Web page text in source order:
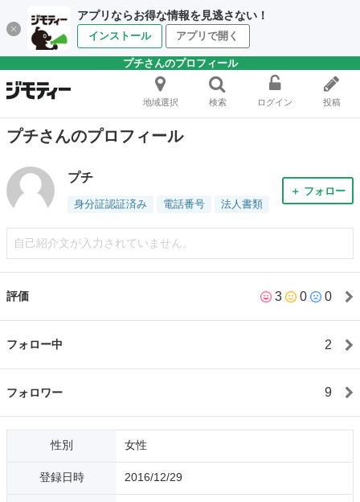
アプリならお得な情報を見逃さない！
インストール アプリで開く
プチさんのプロフィール
地域選択 検索 ログイン 投稿
プチさんのプロフィール
プチ
身分証認証済み 電話番号 法人書類
＋ フォロー
自己紹介文が入力されていません。
評価 3 0 0
フォロー中 2
フォロワー 9
性別 女性
登録日時 2016/12/29